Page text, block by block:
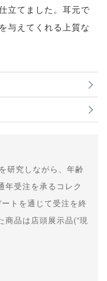
立てました。耳元で
与えてくれる上質な
研究しながら、年齢
年受注を承るコレク
トを通じて受注を終
品は店頭展示品(”現